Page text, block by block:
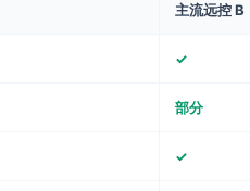
主流远控 B
✓
部分
✓